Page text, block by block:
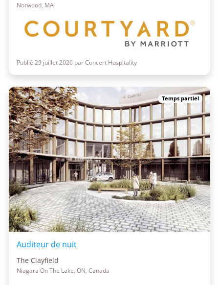
Norwood, MA
Publié 29 juillet 2026 par Concert Hospitality
Temps partiel
Auditeur de nuit
The Clayfield
Niagara On The Lake, ON, Canada